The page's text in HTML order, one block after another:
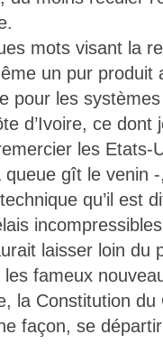
mots visant la
un pur produit
pour les
d’Ivoire, ce dont
les Etats-
gît le venin
qu’il est
laisser loin du
les fameux
la Constitution
façon, se